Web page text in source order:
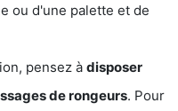
ou d'une palette et de
pensez à disposer
de rongeurs. Pour